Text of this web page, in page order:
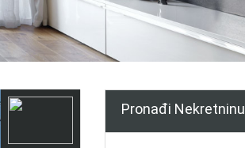
Pronađi Nekretninu